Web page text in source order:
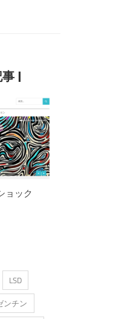
事 |
ョック
LSD
ンチン